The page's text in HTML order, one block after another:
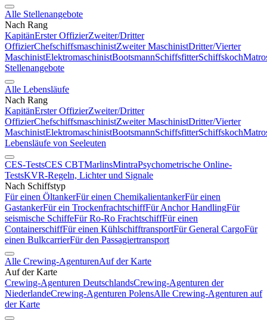
Alle Stellenangebote
Nach Rang
KapitänErster OffizierZweiter/Dritter
OffizierChefschiffsmaschinistZweiter MaschinistDritter/Vierter
MaschinistElektromaschinistBootsmannSchiffsfitterSchiffskoch
Stellenangebote
Alle Lebensläufe
Nach Rang
KapitänErster OffizierZweiter/Dritter
OffizierChefschiffsmaschinistZweiter MaschinistDritter/Vierter
MaschinistElektromaschinistBootsmannSchiffsfitterSchiffskoch
Lebensläufe von Seeleuten
CES-TestsCES CBTMarlinsMintraPsychometrische Online-
TestsKVR-Regeln, Lichter und Signale
Nach Schiffstyp
Für einen ÖltankerFür einen ChemikalientankerFür einen
GastankerFür ein TrockenfrachtschiffFür Anchor HandlingFür
seismische SchiffeFür Ro-Ro FrachtschiffFür einen
ContainerschiffFür einen KühlschifftransportFür General CargoFür
einen BulkcarrierFür den Passagiertransport
Alle Crewing-AgenturenAuf der Karte
Auf der Karte
Crewing-Agenturen DeutschlandsCrewing-Agenturen der
NiederlandeCrewing-Agenturen PolensAlle Crewing-Agenturen auf
der Karte